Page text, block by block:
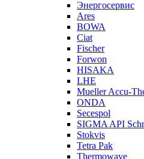
Энергосервис
Ares
BOWA
Ciat
Fischer
Forwon
HISAKA
LHE
Mueller Accu-
ONDA
Secespol
SIGMA API
Stokvis
Tetra Pak
Thermowave